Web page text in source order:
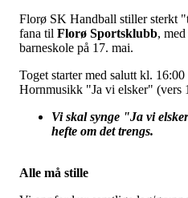
Florø SK Handball stiller sterkt
fana til Florø Sportsklubb,
barneskole på 17. mai.
Toget starter med salutt kl.
Hornmusikk "Ja vi elsker" (vers
Vi skal synge "Ja vi
hefte om det trengs.
Alle må stille